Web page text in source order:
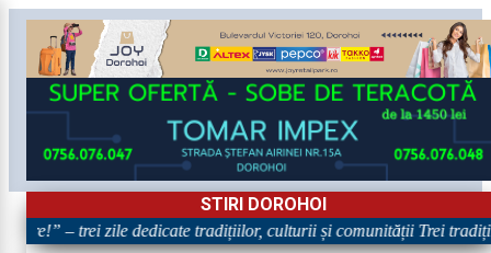
STIRI DOROHOI
– trei zile dedicate tradițiilor, culturii și comunității Trei